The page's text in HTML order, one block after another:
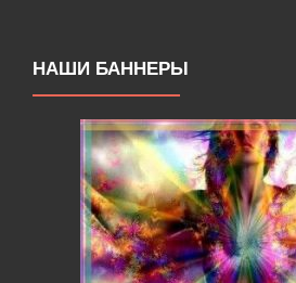
НАШИ БАННЕРЫ